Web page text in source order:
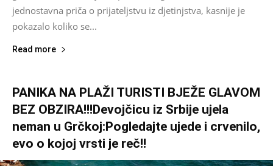
jednostavna priča o prijateljstvu iz djetinjstva, kasnije je
pokazalo koliko se...
Read more
PANIKA NA PLAŽI TURISTI BJEŽE GLAVOM
BEZ OBZIRA!!!Devojčicu iz Srbije ujela
neman u Grčkoj:Pogledajte ujede i crvenilo,
evo o kojoj vrsti je reč!!